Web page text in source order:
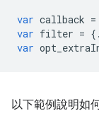
var callback =
var filter =
var
以下範例說明如